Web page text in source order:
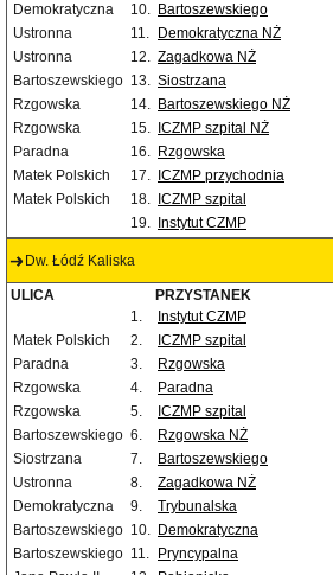
Demokratyczna
10. Bartoszewskiego
Ustronna
11. Demokratyczna NŻ
Ustronna
12. Zagadkowa NŻ
Bartoszewskiego 13. Siostrzana
Rzgowska
14. Bartoszewskiego NŻ
Rzgowska
15. ICZMP szpital NŻ
Paradna
16. Rzgowska
Matek Polskich
17. ICZMP przychodnia
Matek Polskich
18. ICZMP szpital
19.
Instytut CZMP
Dw. Łódź Kaliska
ULICA PRZYSTANEK
1.
Instytut CZMP
Matek Polskich
2. ICZMP szpital
Paradna
3. Rzgowska
Rzgowska
4. Paradna
Rzgowska
5. ICZMP szpital
Bartoszewskiego 6. Rzgowska NŻ
Siostrzana
7. Bartoszewskiego
Ustronna
8.
Zagadkowa NŻ
Demokratyczna
9. Trybunalska
Bartoszewskiego 10. Demokratyczna
Bartoszewskiego 11. Pryncypalna